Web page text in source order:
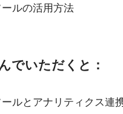
ルの活用方法
でいただくと：
ルとアナリティクス連